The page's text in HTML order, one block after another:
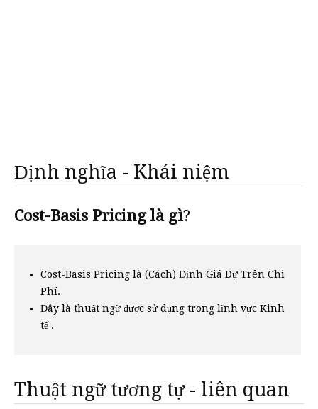
Định nghĩa - Khái niệm
Cost-Basis Pricing là gì?
Cost-Basis Pricing là (Cách) Định Giá Dự Trên Chi
Phí.
Đây là thuật ngữ được sử dụng trong lĩnh vực Kinh
tế .
Thuật ngữ tương tự - liên quan